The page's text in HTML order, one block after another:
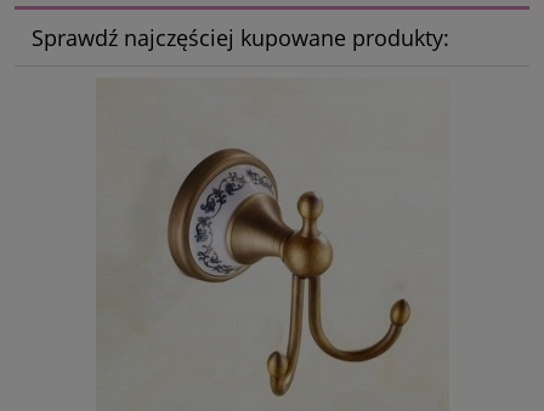
Sprawdź najczęściej kupowane produkty: